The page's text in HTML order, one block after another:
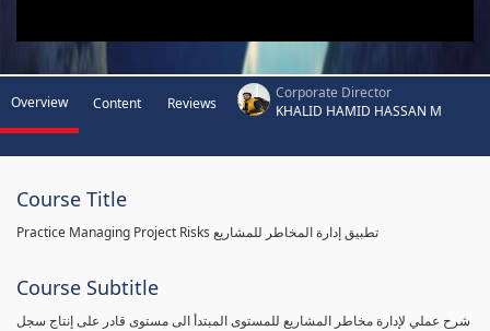
Overview Content Reviews
Corporate Director
KHALID HAMID HASSAN M
Course Title
Practice Managing Project Risks تطبيق إدارة المخاطر للمشاريع
Course Subtitle
شرح عملي لإدارة مخاطر المشاريع للمستوى المبتدأ الى مستوى قادر على إنتاج سجل